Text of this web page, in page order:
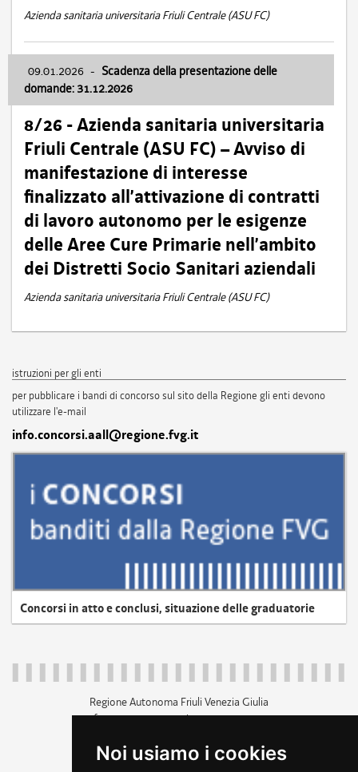
Noi usiamo i cookies
Azienda sanitaria universitaria Friuli Centrale (ASU FC)
09.01.2026 - Scadenza della presentazione delle
domande: 31.12.2026
8/26 - Azienda sanitaria universitaria
Friuli Centrale (ASU FC) – Avviso di
manifestazione di interesse
finalizzato all’attivazione di contratti
di lavoro autonomo per le esigenze
delle Aree Cure Primarie nell’ambito
dei Distretti Socio Sanitari aziendali
Azienda sanitaria universitaria Friuli Centrale (ASU FC)
istruzioni per gli enti
per pubblicare i bandi di concorso sul sito della Regione gli enti devono
utilizzare l'e-mail
info.concorsi.aall@regione.fvg.it
Concorsi in atto e conclusi, situazione delle graduatorie
Regione Autonoma Friuli Venezia Giulia
c.f. 80014930327; p.iva 00526040324
+39 040 3771111